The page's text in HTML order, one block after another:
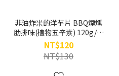
非油炸米的洋芋片 BBQ煙燻
肋排味(植物五辛素) 120g/包
(效期 : 2026.09)
NT$120
NT$130